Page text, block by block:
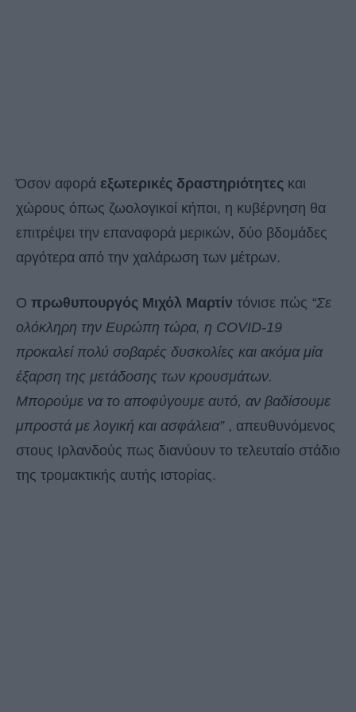
Όσον αφορά εξωτερικές δραστηριότητες και
χώρους όπως ζωολογικοί κήποι, η κυβέρνηση θα
επιτρέψει την επαναφορά μερικών, δύο βδομάδες
αργότερα από την χαλάρωση των μέτρων.
Ο πρωθυπουργός Μιχόλ Μαρτίν τόνισε πώς “Σε
ολόκληρη την Ευρώπη τώρα, η COVID-19
προκαλεί πολύ σοβαρές δυσκολίες και ακόμα μία
έξαρση της μετάδοσης των κρουσμάτων.
Μπορούμε να το αποφύγουμε αυτό, αν βαδίσουμε
μπροστά με λογική και ασφάλεια” , απευθυνόμενος
στους Ιρλανδούς πως διανύουν το τελευταίο στάδιο
της τρομακτικής αυτής ιστορίας.